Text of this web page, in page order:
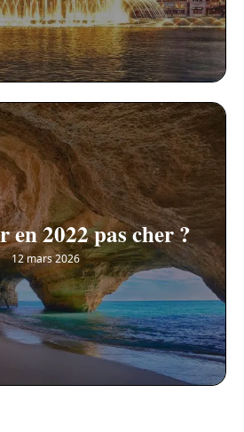
en 2022 pas cher ?
12 mars 2026